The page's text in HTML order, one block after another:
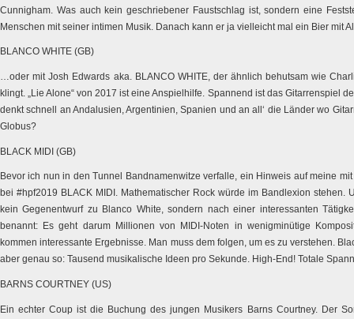
Cunnigham. Was auch kein geschriebener Faustschlag ist, sondern eine
Menschen mit seiner intimen Musik. Danach kann er ja vielleicht mal ein Bier mit
BLANCO WHITE (GB)
…oder mit Josh Edwards aka. BLANCO WHITE, der ähnlich behutsam wie
klingt. „Lie Alone“ von 2017 ist eine Anspielhilfe. Spannend ist das Gitarrenspiel
denkt schnell an Andalusien, Argentinien, Spanien und an all‘ die Länder wo
Globus?
BLACK MIDI (GB)
Bevor ich nun in den Tunnel Bandnamenwitze verfalle, ein Hinweis auf meine
bei #hpf2019 BLACK MIDI. Mathematischer Rock würde im Bandlexion stehen.
kein Gegenentwurf zu Blanco White, sondern nach einer interessanten
benannt: Es geht darum Millionen von MIDI-Noten in wenigminütige
kommen interessante Ergebnisse. Man muss dem folgen, um es zu verstehen.
aber genau so: Tausend musikalische Ideen pro Sekunde. High-End! Totale
BARNS COURTNEY (US)
Ein echter Coup ist die Buchung des jungen Musikers Barns Courtney. Der